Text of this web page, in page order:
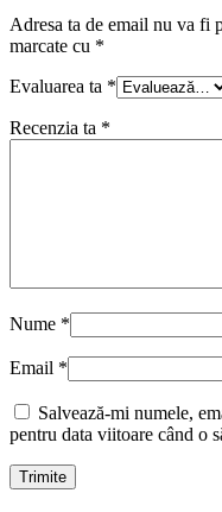
Adresa ta de email nu va fi
marcate cu *
Evaluarea ta *
Recenzia ta *
Nume *
Email *
Salvează-mi numele,
pentru data viitoare când o